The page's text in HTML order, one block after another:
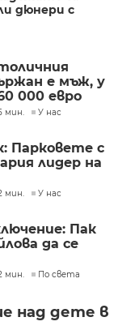
дюнери с
е мъж, у
000 евро
мин. У нас
Парковете с
лидер на
мин. У нас
Пак
да се
мин. По света
над дете в